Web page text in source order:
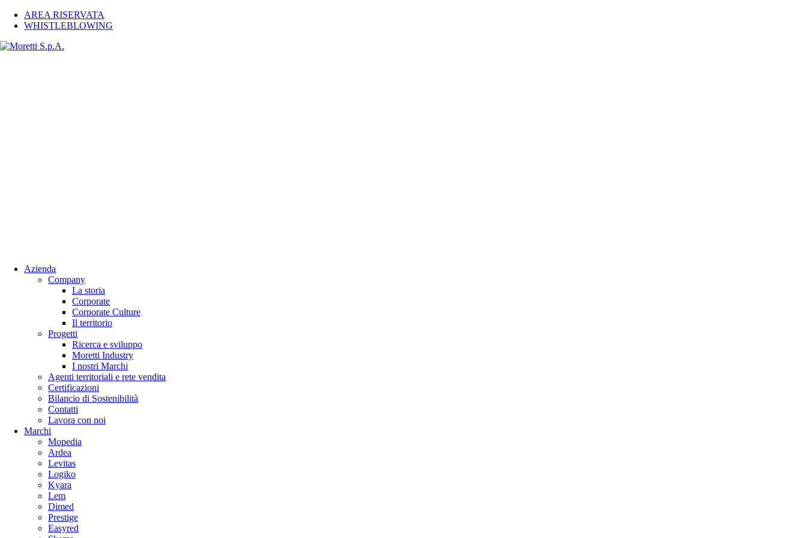
AREA RISERVATA
WHISTLEBLOWING
Azienda
Company
La storia
Corporate
Corporate Culture
Il territorio
Progetti
Ricerca e sviluppo
Moretti Industry
I nostri Marchi
Agenti territoriali e rete vendita
Certificazioni
Bilancio di Sostenibilità
Contatti
Lavora con noi
Marchi
Mopedia
Ardea
Levitas
Logiko
Kyara
Lem
Dimed
Prestige
Easyred